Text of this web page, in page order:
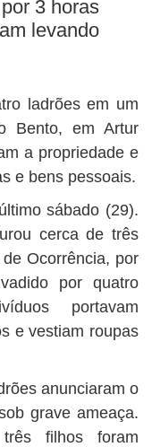
BUSCAR
3 horas
levando
ladrões em um
Bento, em Artur
a propriedade e
e bens pessoais.
sábado (29).
cerca de três
Ocorrência, por
por quatro
portavam
e vestiam roupas
anunciaram o
grave ameaça.
filhos foram